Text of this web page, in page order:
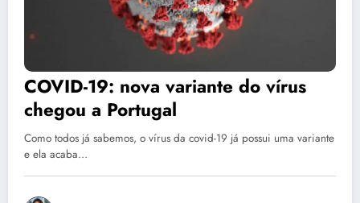
COVID-19: nova variante do vírus
chegou a Portugal
Como todos já sabemos, o vírus da covid-19 já possui uma variante
e ela acaba…